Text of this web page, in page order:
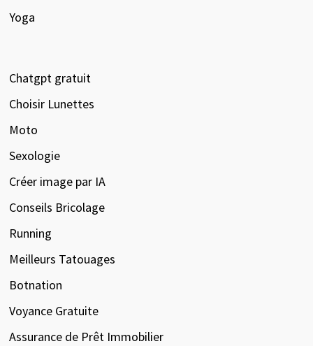
Yoga
Chatgpt gratuit
Choisir Lunettes
Moto
Sexologie
Créer image par IA
Conseils Bricolage
Running
Meilleurs Tatouages
Botnation
Voyance Gratuite
Assurance de Prêt Immobilier